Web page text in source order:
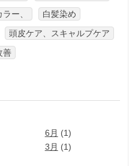
ー、
白髪染め
頭皮ケア、スキャルプケア
善
6月 (1)
3月 (1)